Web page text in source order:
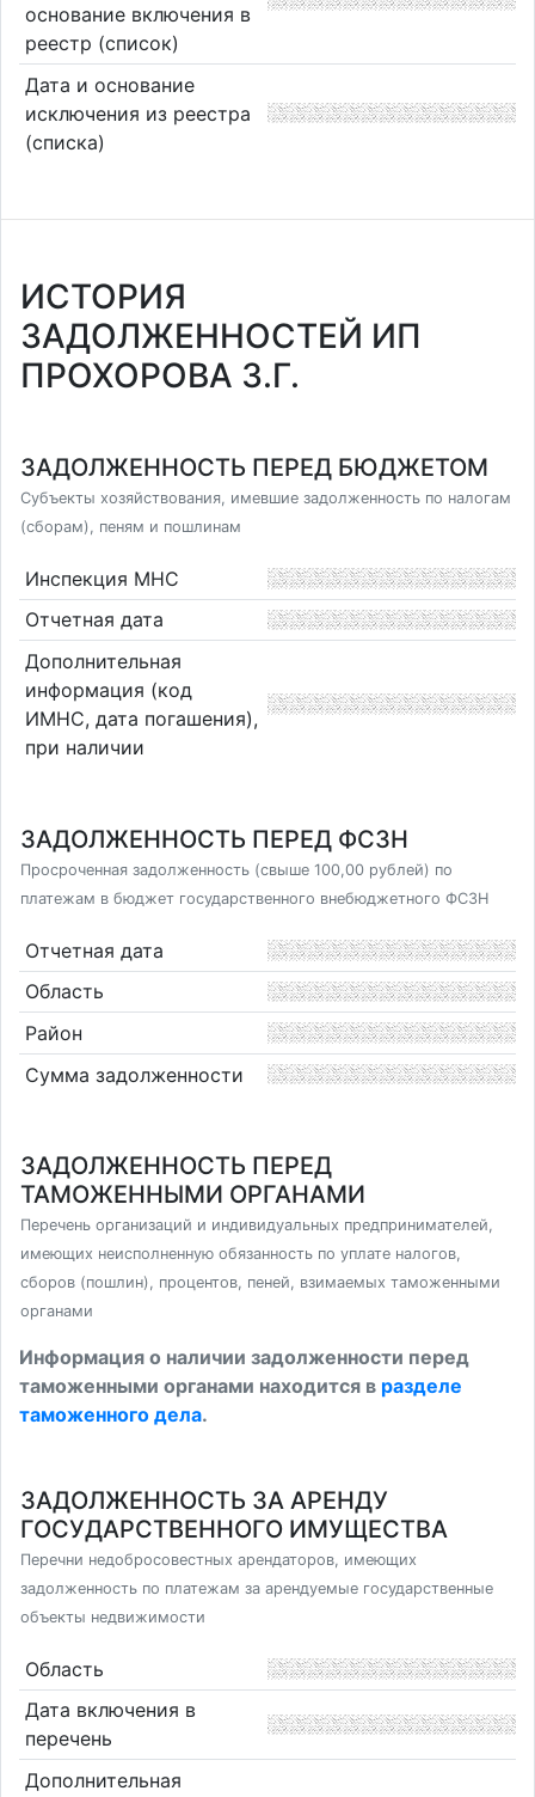
основание включения в
реестр (список)
Дата и основание
исключения из реестра
(списка)
ИСТОРИЯ
ЗАДОЛЖЕННОСТЕЙ ИП
ПРОХОРОВА З.Г.
ЗАДОЛЖЕННОСТЬ ПЕРЕД БЮДЖЕТОМ
Субъекты хозяйствования, имевшие задолженность по налогам
(сборам), пеням и пошлинам
Инспекция МНС
Отчетная дата
Дополнительная
информация (код
ИМНС, дата погашения),
при наличии
ЗАДОЛЖЕННОСТЬ ПЕРЕД ФСЗН
Просроченная задолженность (свыше 100,00 рублей) по
платежам в бюджет государственного внебюджетного ФСЗН
Отчетная дата
Область
Район
Сумма задолженности
ЗАДОЛЖЕННОСТЬ ПЕРЕД
ТАМОЖЕННЫМИ ОРГАНАМИ
Перечень организаций и индивидуальных предпринимателей,
имеющих неисполненную обязанность по уплате налогов,
сборов (пошлин), процентов, пеней, взимаемых таможенными
органами
Информация о наличии задолженности перед
таможенными органами находится в разделе
таможенного дела.
ЗАДОЛЖЕННОСТЬ ЗА АРЕНДУ
ГОСУДАРСТВЕННОГО ИМУЩЕСТВА
Перечни недобросовестных арендаторов, имеющих
задолженность по платежам за арендуемые государственные
объекты недвижимости
Область
Дата включения в
перечень
Дополнительная